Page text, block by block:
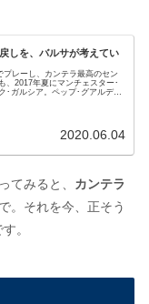
しを、バルサが考えてい
レーし、カンテラ最高のセン
、2017年夏にマンチェスター･
･ガルシア。ペップ･グアルディ
2020.06.04
てみると、 カンテラ
。それを今、正そう
。